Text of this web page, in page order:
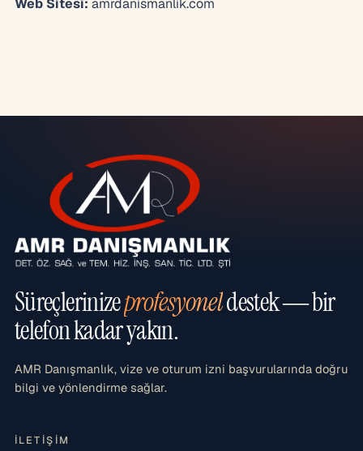
Web Sitesi: amrdanismanlik.com
Süreçlerinizeprofesyoneldestek — bir
telefon kadar yakın.
AMR Danışmanlık, vize ve oturum izni başvurularında doğru
bilgi ve yönlendirme sağlar.
İLETIŞIM